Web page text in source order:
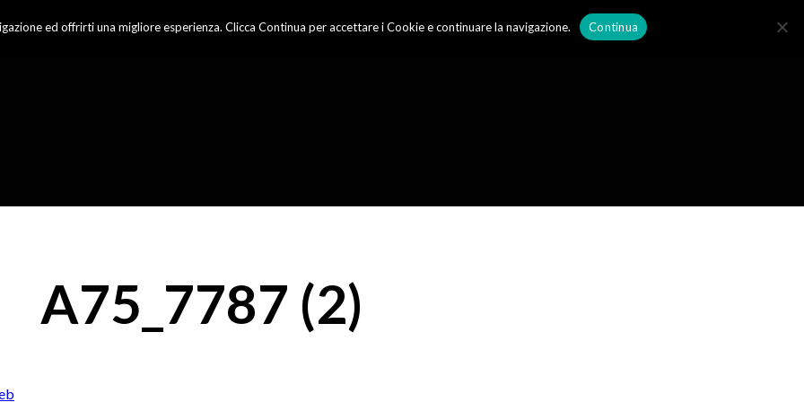
A75_7787 (2)
ed offrirti una migliore esperienza. Clicca Continua per accettare i Cookie e continuare la navigazione. Continua